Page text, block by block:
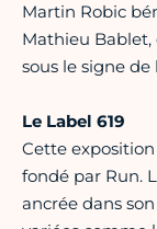
Martin Robic
Mathieu
sous le signe de
Le Label 619
Cette exposition
fondé par Run.
ancrée dans